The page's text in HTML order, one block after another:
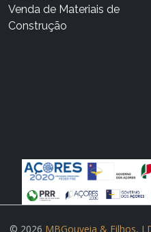
Venda de Materiais de
Construção
© 2026 MBGouveia & Filhos,